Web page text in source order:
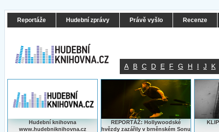
Reportáže Hudební zprávy Právě vyšlo Recenze
A B C D E F G H I J K
Hudební knihovna
www.hudebniknihovna.cz
REPORTÁŽ: Hollywoodské
hvězdy zazářily v brněnském Sonu